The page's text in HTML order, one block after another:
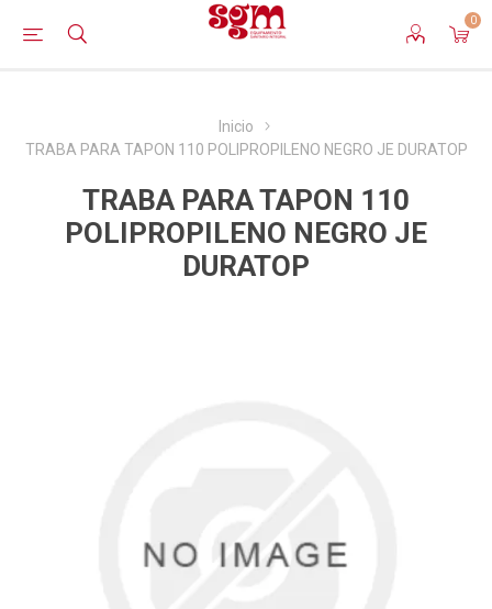
0
Inicio
TRABA PARA TAPON 110 POLIPROPILENO NEGRO JE DURATOP
TRABA PARA TAPON 110
POLIPROPILENO NEGRO JE
DURATOP